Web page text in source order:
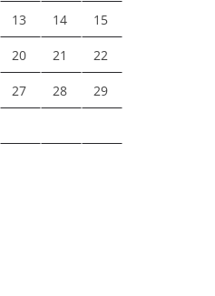
13 14 15
20 21 22
27 28 29